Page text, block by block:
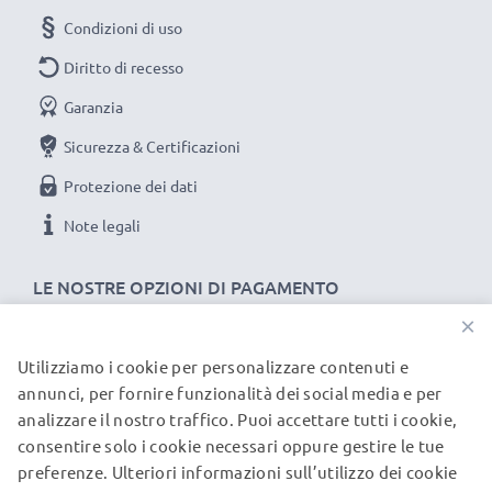
LE NOSTRE OPZIONI DI PAGAMENTO
Condizioni di uso
Diritto di recesso
Garanzia
Sicurezza & Certificazioni
Protezione dei dati
Note legali
I NOSTRI PARTNER DI SPEDIZIONE
© subtel.it 2026
Tutti i prezzi includono l'IVA e sono esclusi i costi di
×
Utilizziamo i cookie per personalizzare contenuti e
annunci, per fornire funzionalità dei social media e per
analizzare il nostro traffico. Puoi accettare tutti i cookie,
consentire solo i cookie necessari oppure gestire le tue
preferenze. Ulteriori informazioni sull’utilizzo dei cookie